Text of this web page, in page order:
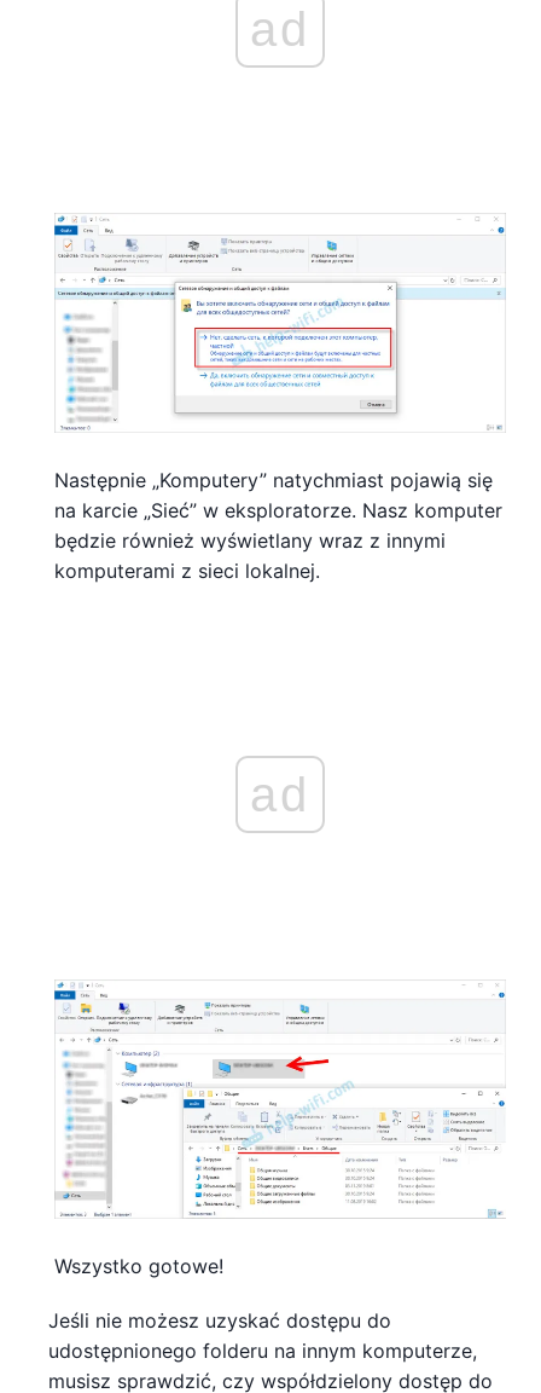
ad
Następnie „Komputery” natychmiast pojawią się
na karcie „Sieć” w eksploratorze. Nasz komputer
będzie również wyświetlany wraz z innymi
komputerami z sieci lokalnej.
ad
Wszystko gotowe!
Jeśli nie możesz uzyskać dostępu do
udostępnionego folderu na innym komputerze,
musisz sprawdzić, czy współdzielony dostęp do